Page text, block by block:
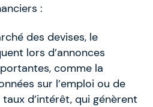
:
des devises, le
lors d’annonces
comme la
sur l’emploi ou de
d’intérêt, qui génèrent